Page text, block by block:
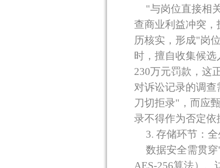
"与岗位直接相
查商业利益冲突
历核实，形成"岗
时，擅自收集候
230万元罚款，这
对诉讼记录的调
刀切拒录" ，而应
录不得作为否定依
3. 存储环节：
数据安全需贯穿
AES-256算法）、